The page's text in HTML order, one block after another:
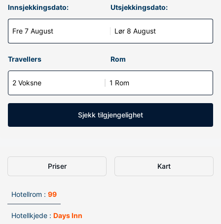
Innsjekkingsdato:
Fre 7 August
Utsjekkingsdato:
Lør 8 August
Travellers Rom
2 Voksne 1 Rom
Sjekk tilgjengelighet
Priser Kart
Hotellrom : 99
Hotellkjede : Days Inn